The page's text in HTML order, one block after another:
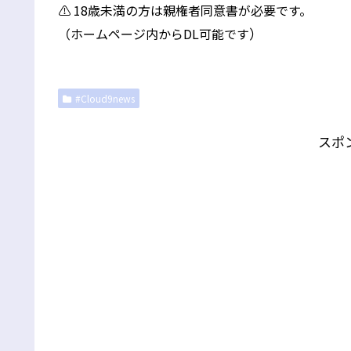
⚠️ 18歳未満の方は親権者同意書が必要です。
（ホームページ内からDL可能です）
#Cloud9news
スポ